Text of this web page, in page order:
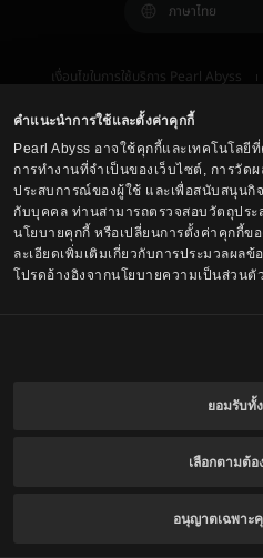
คำแนะนำการใช้และตั้งค่าคุกกี้
Pearl Abyss อาจใช้คุกกี้และเทคโนโลยี
การทำงานที่จำเป็นของเว็บไซต์, การวัด
ประสบการณ์ของผู้ใช้ และเพื่อสนับสนุนกิ
กับบุคคล ท่านสามารถตรวจสอบวัตถุประ
นโยบายคุกกี้ หรือเปลี่ยนการตั้งค่าคุกกี้ข
ละเอียดเพิ่มเติมเกี่ยวกับการประมวลผล
โปรดอ้างอิงจากนโยบายความเป็นส่วนตัว
ยอมรับทั้
เลือกตามต้อ
อนุญาตเฉพาะ
ภาษาไทย
เงื่อนไขในการใช้บริการ Pearl Abyss
ตัวเลือกการปกป้องข้อ